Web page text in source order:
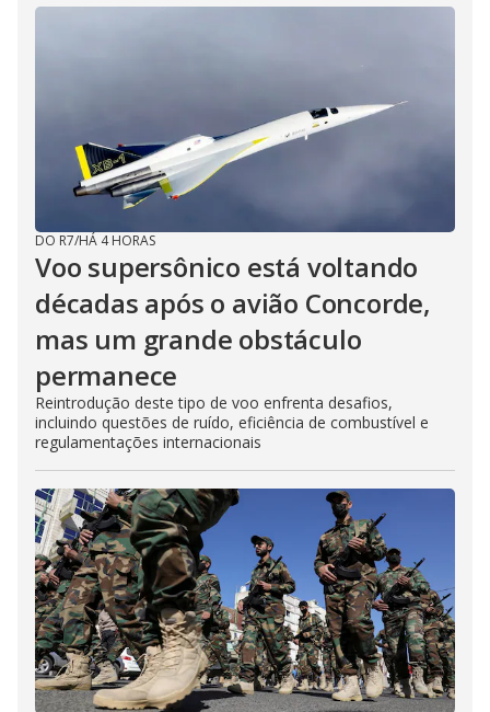
DO R7/HÁ 4 HORAS
Voo supersônico está voltando
décadas após o avião Concorde,
mas um grande obstáculo
permanece
Reintrodução deste tipo de voo enfrenta desafios,
incluindo questões de ruído, eficiência de combustível e
regulamentações internacionais